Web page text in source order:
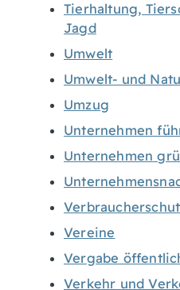
Tierhaltung,
Jagd
Umwelt
Umwelt- und
Umzug
Unternehmen
Unternehmen
Vereine
Vergabe
Verkehr und